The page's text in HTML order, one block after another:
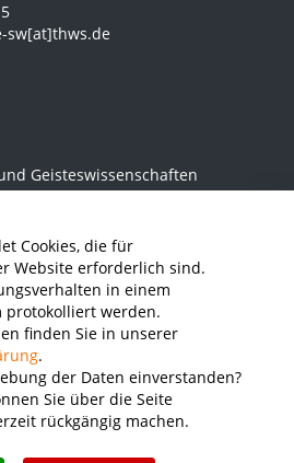
Cookies, die für
Website erforderlich sind.
in einem
protokolliert werden.
finden Sie in unserer
.
der Daten einverstanden?
Sie über die Seite
rückgängig machen.
sw[at]thws.de
Geisteswissenschaften
Vermessung